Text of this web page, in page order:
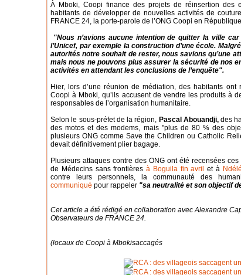
À Mboki, Coopi finance des projets de réinsertion des
habitants de développer de nouvelles activités de
FRANCE 24, la porte-parole de l’ONG Coopi en
"Nous n’avions aucune intention de quitter la ville
l’Unicef, par exemple la construction d’une école.
autorités notre souhait de rester, nous savions qu’une
mais nous ne pouvons plus assurer la sécurité de nos
activités en attendant les conclusions de l’enquête".
Hier, lors d’une réunion de médiation, des habitants
Coopi à Mboki, qu’ils accusent de vendre les produits à
responsables de l’organisation humanitaire.
Selon le sous-préfet de la région, Pascal Abouandji,des
des motos et des modems, mais "plus de 80 % des
plusieurs ONG comme Save the Children ou Catholic
devait définitivement plier bagage.
Plusieurs attaques contre des ONG ont été recensées
de Médecins sans frontièresà Boguila fin avril et à
contre leurs personnels, la communauté des
communiqué pour rappeler "sa neutralité et son objectif
Cet article a été rédigé en collaboration avec Alexandre
Observateurs de FRANCE 24.
(locaux de Coopi à Mbokisaccagés